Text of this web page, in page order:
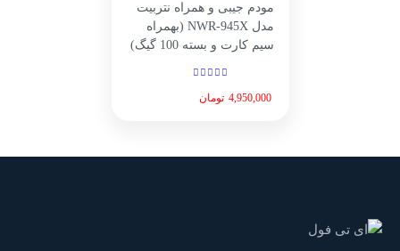
مودم جیبی و همراه نتربیت
مدل NWR‑945X (بهمراه
سیم کارت و بسته 100 گیگ)
تومان 4,950,000